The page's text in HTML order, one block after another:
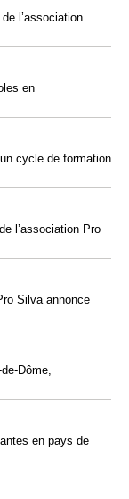
l’association
en
cycle de formation
l’association Pro
Silva annonce
Dôme,
en pays de